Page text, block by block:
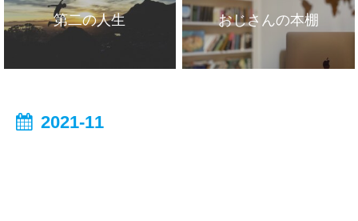
第二の人生 おじさんの本棚
2021-11